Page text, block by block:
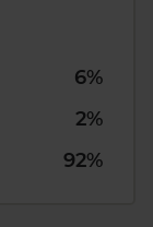
6%
2%
92%